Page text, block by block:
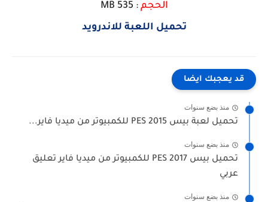
الحجم : 535 MB
تحميل اللعبة للاندرويد
قد يعجبك ايضا
منذ بضع سنوات
تحميل لعبة بيس 2015 PES للكمبيوتر من ميديا فاير...
منذ بضع سنوات
تحميل بيس PES 2017 للكمبيوتر من ميديا فاير تعليق
عربي
منذ بضع سنوات